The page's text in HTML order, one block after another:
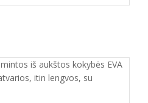
iš aukštos kokybės EVA
itin lengvos, su